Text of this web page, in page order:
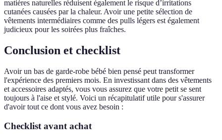
matières naturelles réduisent également le risque d’irritations
cutanées causées par la chaleur. Avoir une petite sélection de
vêtements intermédiaires comme des pulls légers est également
judicieux pour les soirées plus fraîches.
Conclusion et checklist
Avoir un bas de garde-robe bébé bien pensé peut transformer
l'expérience des premiers mois. En investissant dans des vêtements
et accessoires adaptés, vous vous assurez que votre petit se sent
toujours à l'aise et stylé. Voici un récapitulatif utile pour s'assurer
d'avoir tout ce dont vous avez besoin :
Checklist avant achat